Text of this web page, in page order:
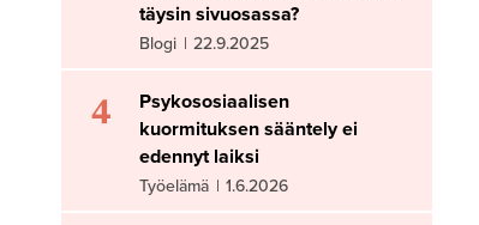
täysin sivuosassa?
Blogi | 22.9.2025
4
Psykososiaalisen
kuormituksen sääntely ei
edennyt laiksi
Työelämä | 1.6.2026